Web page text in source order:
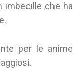
imbecille che ha
per le anime